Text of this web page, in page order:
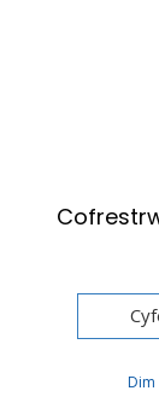
Dim